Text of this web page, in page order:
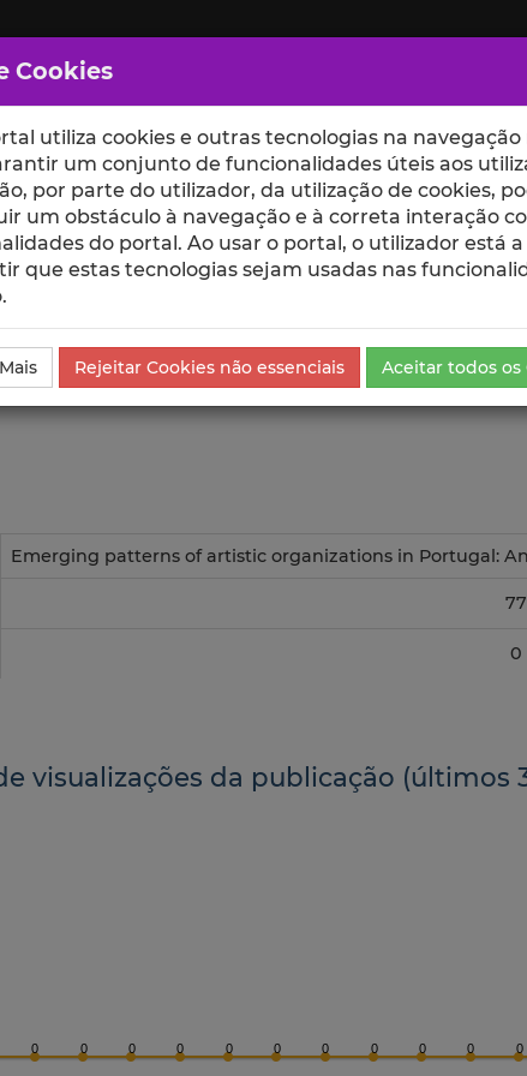
ESCOLAS UNIDADES
Comunicação Visualizações
Emerging patterns of artistic organizations in Portugal:
77
0
visualizações da publicação (últimos
0 0 0 0 0 0 0 0 0 0 0
Cookies
utiliza cookies e outras tecnologias na navegação
um conjunto de funcionalidades úteis aos
por parte do utilizador, da utilização de cookies,
um obstáculo à navegação e à correta interação
do portal. Ao usar o portal, o utilizador está a
que estas tecnologias sejam usadas nas
Rejeitar Cookies não essenciais Aceitar todos os